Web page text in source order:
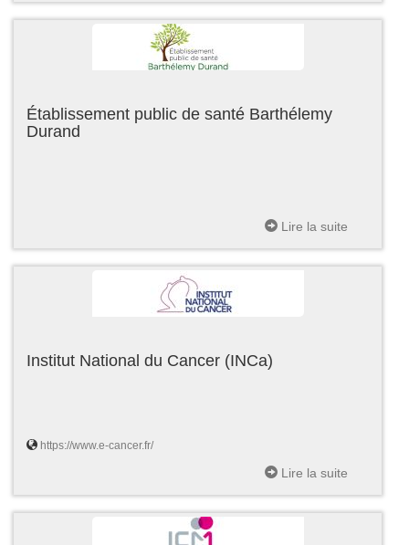
Établissement public de santé Barthélemy
Durand
Lire la suite
Institut National du Cancer (INCa)
https://www.e-cancer.fr/
Lire la suite